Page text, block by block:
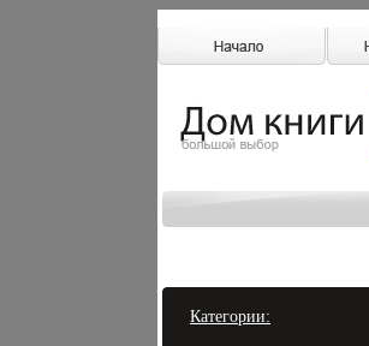
Категории: